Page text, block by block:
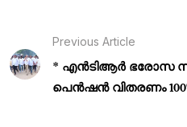
Previous Article
* എൻ‌ടി‌ആർ ഭരോസ
പെൻഷൻ വിതരണം